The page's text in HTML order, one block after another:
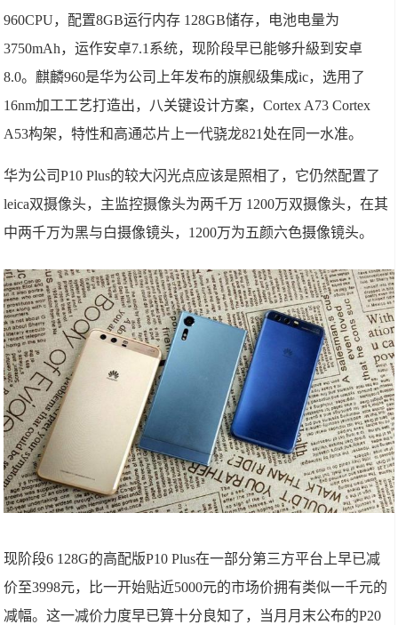
960CPU，配置8GB运行内存 128GB储存，电池电量为
3750mAh，运作安卓7.1系统，现阶段早已能够升級到安卓
8.0。麒麟960是华为公司上年发布的旗舰级集成ic，选用了
16nm加工工艺打造出，八关键设计方案，Cortex A73 Cortex
A53构架，特性和高通芯片上一代骁龙821处在同一水准。
华为公司P10 Plus的较大闪光点应该是照相了，它仍然配置了
leica双摄像头，主监控摄像头为两千万 1200万双摄像头，在其
中两千万为黑与白摄像镜头，1200万为五颜六色摄像镜头。
现阶段6 128G的高配版P10 Plus在一部分第三方平台上早已减
价至3998元，比一开始贴近5000元的市场价拥有类似一千元的
减幅。这一减价力度早已算十分良知了，当月月末公布的P20